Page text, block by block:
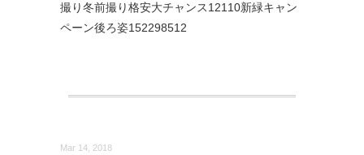
撮り冬前撮り格安大チャンス12110新緑キャン
ペーン後ろ姿152298512
Mar 14, 2018